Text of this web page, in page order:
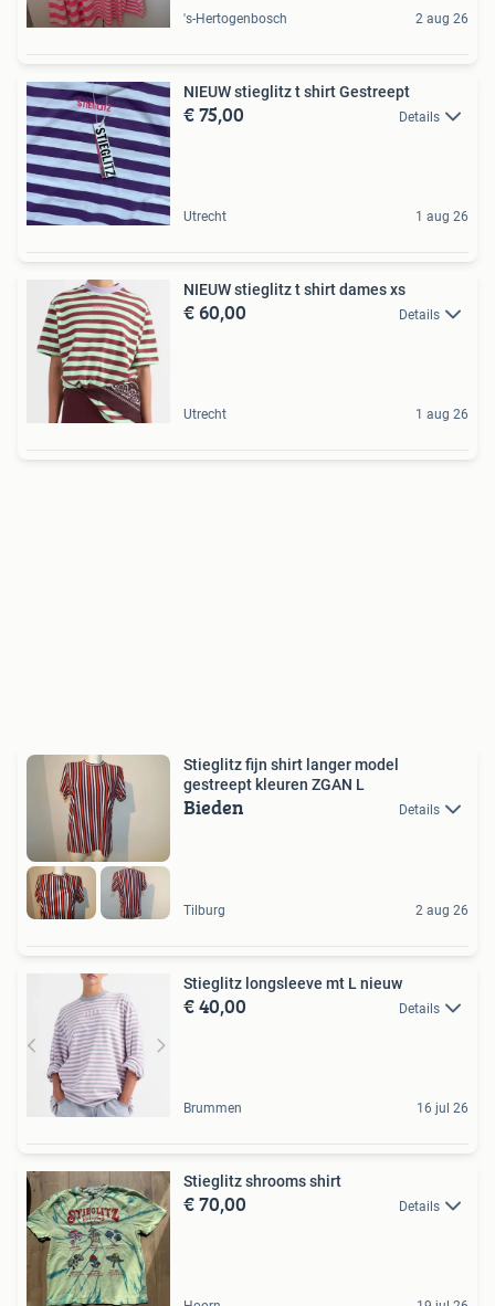
's-Hertogenbosch 2 aug 26
NIEUW stieglitz t shirt Gestreept
€ 75,00 Details
Utrecht 1 aug 26
NIEUW stieglitz t shirt dames xs
€ 60,00 Details
Utrecht 1 aug 26
Stieglitz fijn shirt langer model
gestreept kleuren ZGAN L
Bieden Details
Tilburg 2 aug 26
Stieglitz longsleeve mt L nieuw
€ 40,00 Details
Brummen 16 jul 26
Stieglitz shrooms shirt
€ 70,00 Details